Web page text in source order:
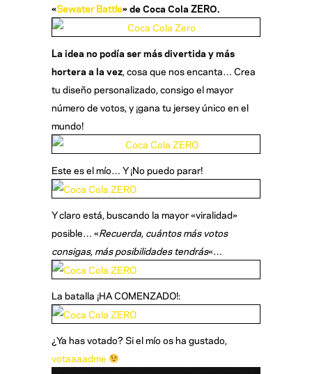
«Sewater Battle» de Coca Cola ZERO.
La idea no podía ser más divertida y más
hortera a la vez, cosa que nos encanta… Crea
tu diseño personalizado, consigo el mayor
número de votos, y ¡gana tu jersey único en el
mundo!
Este es el mío… Y ¡No puedo parar!
Y claro está, buscando la mayor «viralidad»
posible… «Recuerda, cuántos más votos
consigas, más posibilidades tendrás«…
La batalla ¡HA COMENZADO!:
¿Ya has votado? Si el mío os ha gustado,
votaaaadme